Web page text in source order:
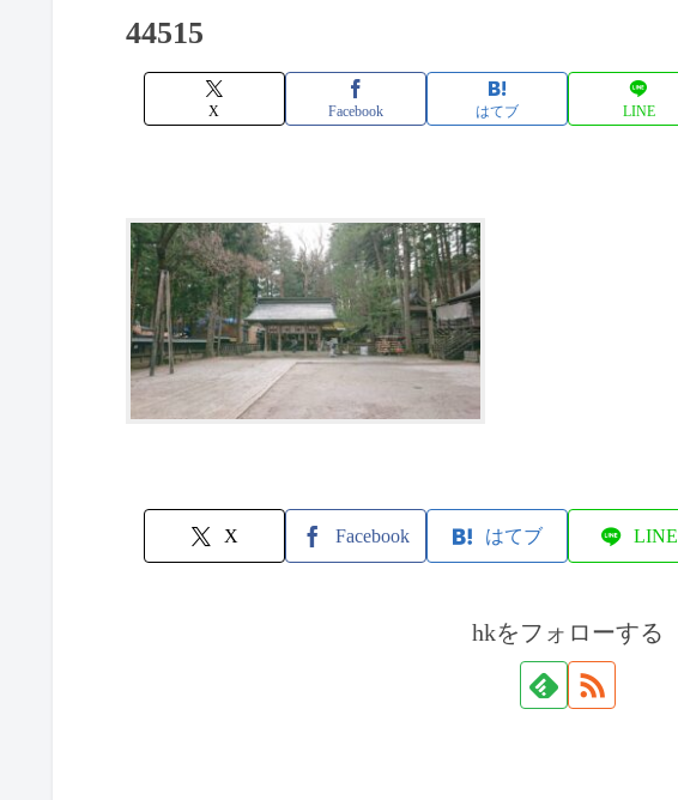
44515
X Facebook はてブ LINE
X Facebook はてブ LINE
hkをフォローする